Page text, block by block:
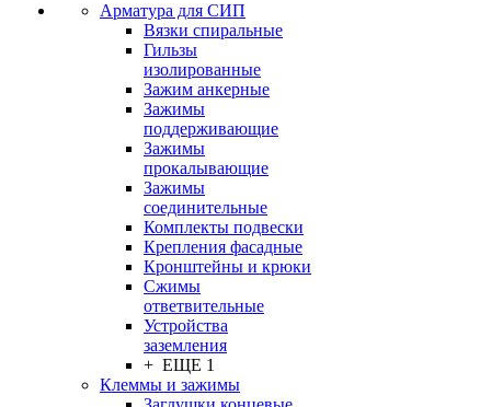
Арматура для СИП
Вязки спиральные
Гильзы
изолированные
Зажим анкерные
Зажимы
поддерживающие
Зажимы
прокалывающие
Зажимы
соединительные
Комплекты подвески
Крепления фасадные
Кронштейны и крюки
Сжимы
ответвительные
Устройства
заземления
+ ЕЩЕ 1
Клеммы и зажимы